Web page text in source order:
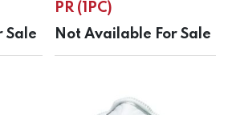
Sale
PR (1PC)
Not Available For Sale